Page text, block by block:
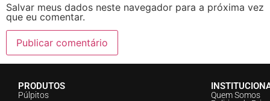
Salvar meus dados neste navegador para a próxima vez
que eu comentar.
PRODUTOS
Púlpitos
Quem Somos